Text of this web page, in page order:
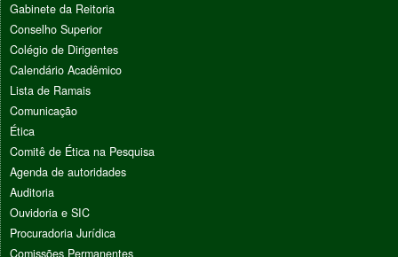
Gabinete da Reitoria
Conselho Superior
Colégio de Dirigentes
Calendário Acadêmico
Lista de Ramais
Comunicação
Ética
Comitê de Ética na Pesquisa
Agenda de autoridades
Auditoria
Ouvidoria e SIC
Procuradoria Jurídica
Comissões Permanentes